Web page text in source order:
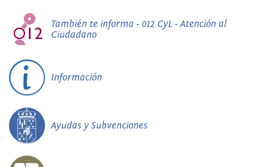
También te informa - 012 CyL - Atención al
Ciudadano
Información
Ayudas y Subvenciones